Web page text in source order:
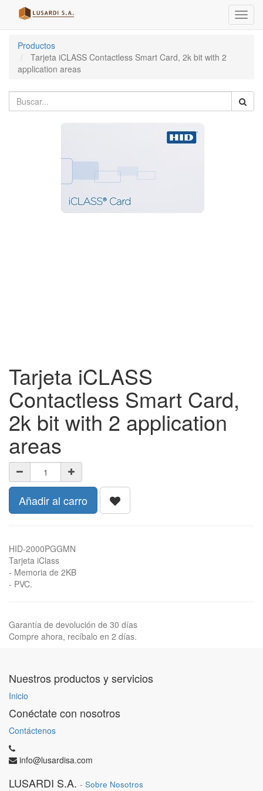
Menú
de
Productos
Tarjeta iCLASS Contactless Smart Card, 2k bit with 2
application areas
Tarjeta iCLASS
Contactless Smart Card,
2k bit with 2 application
areas
Añadir al carro
HID-2000PGGMN
Tarjeta iClass
- Memoria de 2KB
- PVC.
Garantía de devolución de 30 días
Compre ahora, recíbalo en 2 días.
Nuestros productos y servicios
Inicio
Conéctate con nosotros
Contáctenos
info@lusardisa.com
LUSARDI S.A. - Sobre Nosotros